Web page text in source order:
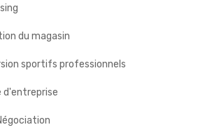
du magasin
sportifs professionnels